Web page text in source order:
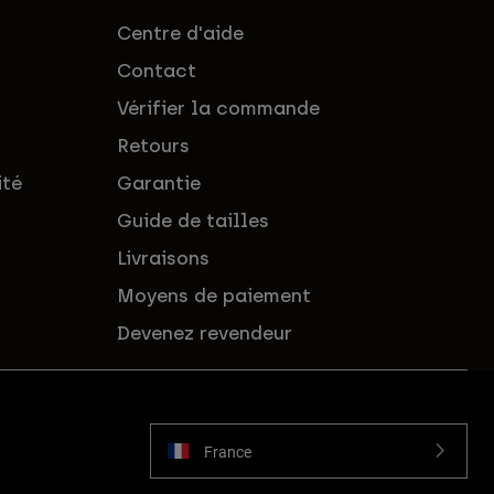
Centre d'aide
Contact
Vérifier la commande
Retours
Garantie
Guide de tailles
Livraisons
Moyens de paiement
Devenez revendeur
France